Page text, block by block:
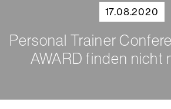
17.08.2020
Personal Trainer
AWARD finden nicht